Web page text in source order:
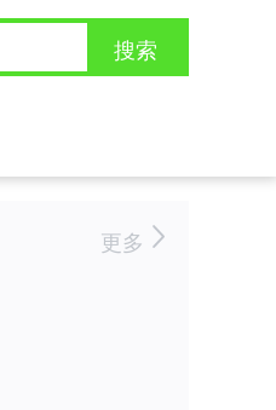
搜索
更多